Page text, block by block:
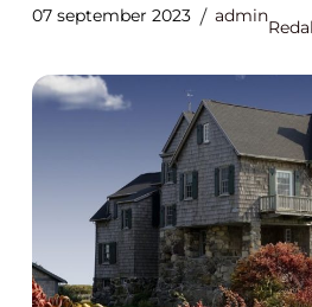
07 september 2023 admin